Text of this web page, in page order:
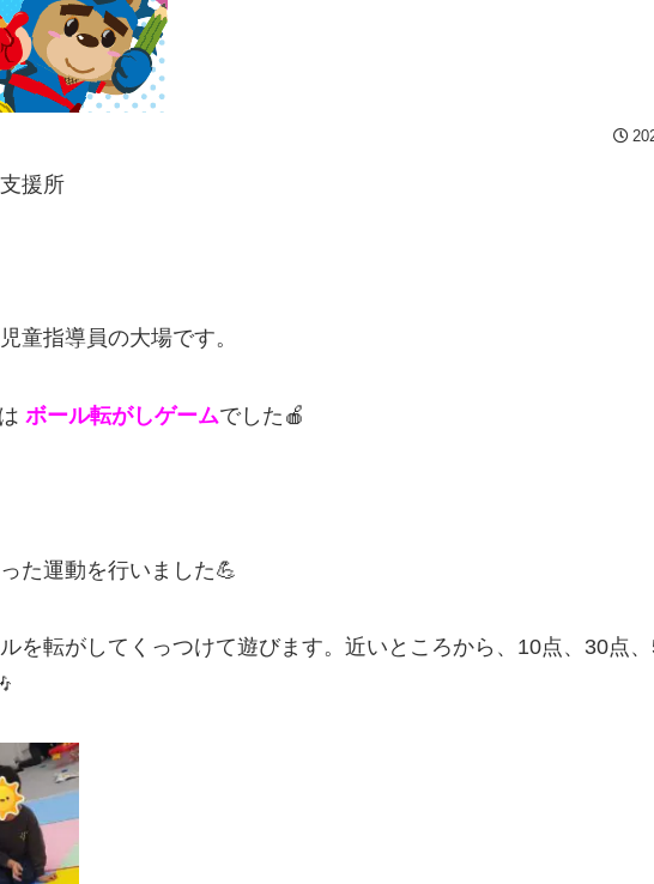
援所
童指導員の大場です。
ボール転がしゲームでした🍎
た運動を行いました💪
を転がしてくっつけて遊びます。近いところから、10点、30点、